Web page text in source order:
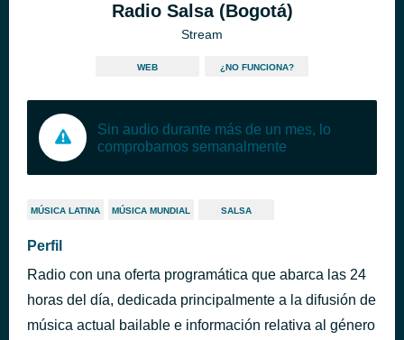
Radio Salsa (Bogotá)
Stream
WEB ¿NO FUNCIONA?
Sin audio durante más de un mes, lo
comprobamos semanalmente
MÚSICA LATINA MÚSICA MUNDIAL SALSA
Perfil
Radio con una oferta programática que abarca las 24
horas del día, dedicada principalmente a la difusión de
música actual bailable e información relativa al género